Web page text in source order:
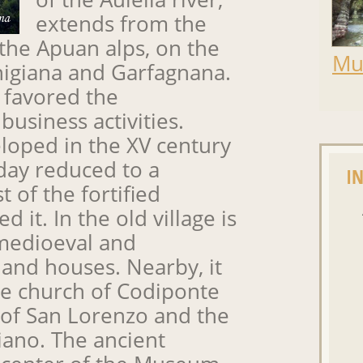
extends from the
Apuan alps, on the
and Garfagnana.
the
activities.
in the XV century
reduced to a
of the fortified
it. In the old village is
and
houses. Nearby, it
church of Codiponte
San Lorenzo and the
The ancient